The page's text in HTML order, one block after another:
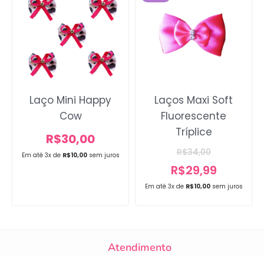
Em até 3x de R$10,00 sem juros
Laço Mini Happy
Cow
R$30,00
Em até 3x de R$10,00 sem juros
Laços Maxi Soft
Fluorescente
Tríplice
R$34,00
R$29,99
Atendimento